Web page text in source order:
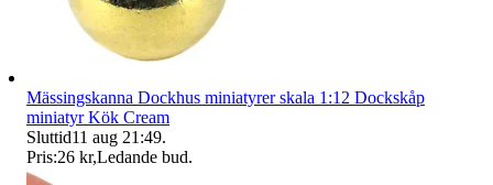
Mässingskanna Dockhus miniatyrer skala 1:12 Dockskåp
miniatyr Kök Cream
Sluttid11 aug 21:49.
Pris:26 kr,Ledande bud.